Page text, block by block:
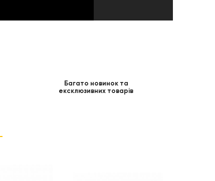
Багато новинок та
ексклюзивних товарів